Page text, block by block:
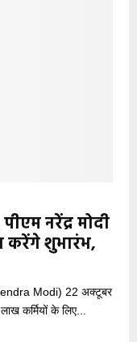
नरेंद्र मोदी
करेंगे शुभारंभ,
Modi) 22 अक्टूबर
कर्मियों के लिए...